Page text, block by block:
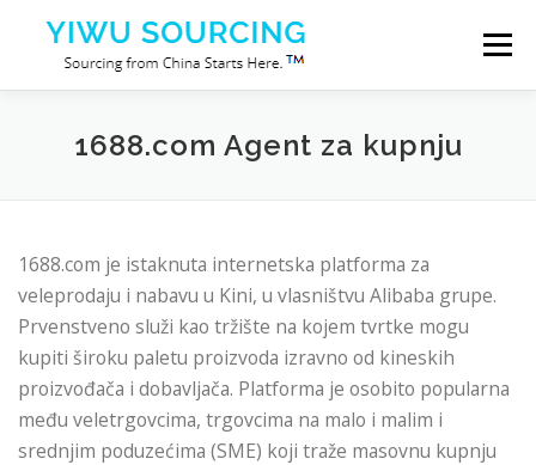
Preskoči na sadržaj
Usluge Yiwu város Blog O nama
1688.com Agent za kupnju
1688.com je istaknuta internetska platforma za
veleprodaju i nabavu u Kini, u vlasništvu Alibaba grupe.
Prvenstveno služi kao tržište na kojem tvrtke mogu
kupiti široku paletu proizvoda izravno od kineskih
proizvođača i dobavljača. Platforma je osobito popularna
među veletrgovcima, trgovcima na malo i malim i
srednjim poduzećima (SME) koji traže masovnu kupnju